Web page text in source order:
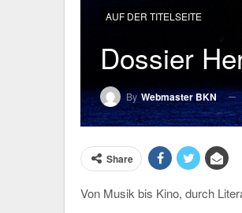
AUF DER TITELSEITE
Dossier
ByWebmaster BKN
Share
Von Musik bis Kino, durch